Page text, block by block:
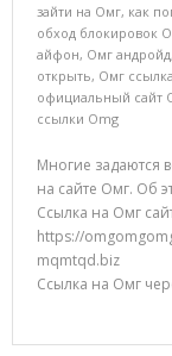
зайти на Омг, как
обход блокировок
айфон, Омг андройд,
открыть, Омг
официальный сайт
ссылки Omg
Многие задаются
на сайте Омг. Об
Ссылка на Омг
https://
mqmtqd.biz
Ссылка на Омг